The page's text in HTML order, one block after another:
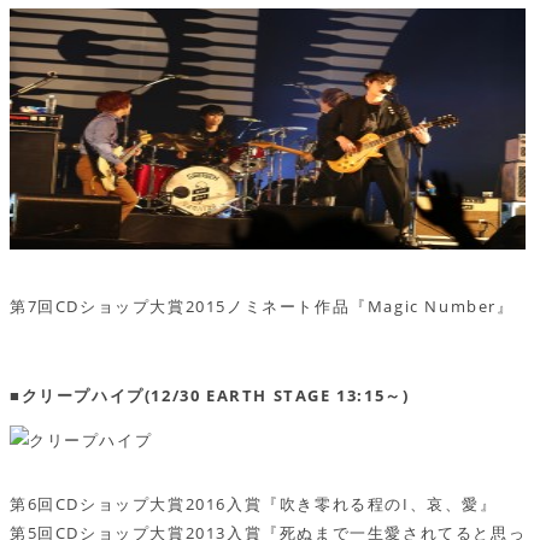
第7回CDショップ大賞2015ノミネート作品『Magic Number』
■クリープハイプ(12/30 EARTH STAGE 13:15～)
第6回CDショップ大賞2016入賞『吹き零れる程のI、哀、愛』
第5回CDショップ大賞2013入賞『死ぬまで一生愛されてると思っ